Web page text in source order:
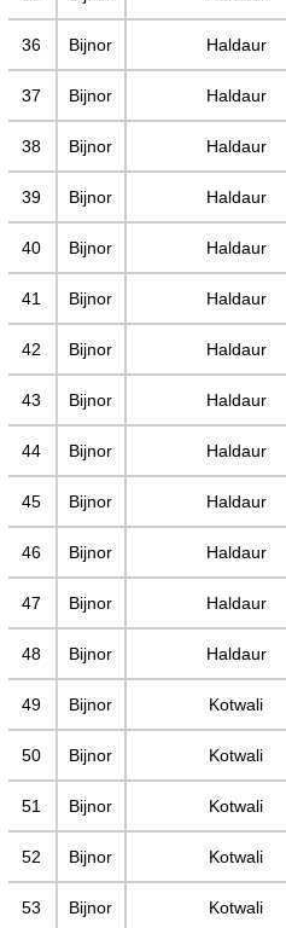
36 Bijnor Haldaur
37 Bijnor Haldaur
38 Bijnor Haldaur
39 Bijnor Haldaur
40 Bijnor Haldaur
41 Bijnor Haldaur
42 Bijnor Haldaur
43 Bijnor Haldaur
44 Bijnor Haldaur
45 Bijnor Haldaur
46 Bijnor Haldaur
47 Bijnor Haldaur
48 Bijnor Haldaur
49 Bijnor Kotwali
50 Bijnor Kotwali
51 Bijnor Kotwali
52 Bijnor Kotwali
53 Bijnor Kotwali